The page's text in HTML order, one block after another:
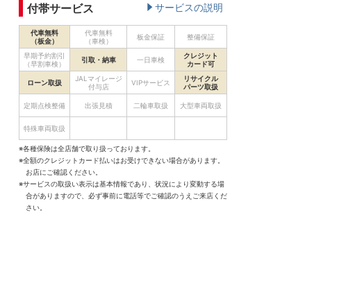
付帯サービス サービスの説明
代車無料
（板金）
代車無料
（車検）
板金保証 整備保証
早期予約割引
（早割車検）
引取・納車 一日車検
クレジット
カード可
ローン取扱
JALマイレージ
付与店
VIPサービス
リサイクル
パーツ取扱
定期点検整備 出張見積 二輪車取扱 大型車両取扱
特殊車両取扱
※各種保険は全店舗で取り扱っております。
※全額のクレジットカード払いはお受けできない場合があります。
お店にご確認ください。
※サービスの取扱い表示は基本情報であり、状況により変動する場
合がありますので、必ず事前に電話等でご確認のうえご来店くだ
さい。